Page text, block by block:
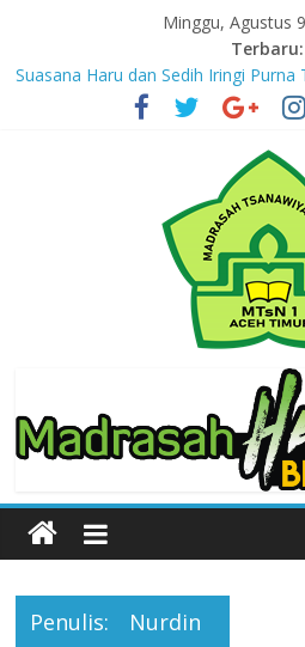
content
Minggu, Agustus
Terbaru:
Suasana Haru dan Sedih Iringi
Masuki Tahun Ketiga, MTsN 1 Aceh
Guru untuk Hadirkan Inovasi Kelas
Jejak yang Tertinggal – Part III
Jejak yang Tertinggal – Part II
Jejak yang Tertinggal – Part I
1
Aceh
Timur
Simpang
Penulis: Nurdin